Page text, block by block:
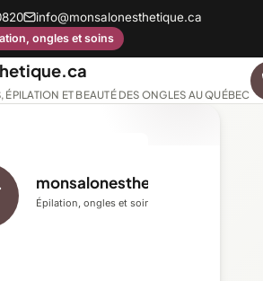
info@monsalonesthetique.ca
ongles et soins
ÉPILATION ET BEAUTÉ DES ONGLES AU QUÉBEC
monsalonesthetique.ca
Épilation, ongles et soins du visage